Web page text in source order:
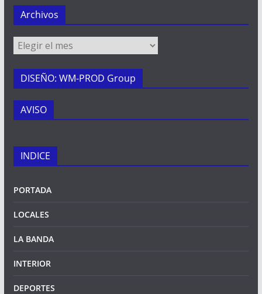
Archivos
Archivos
DISEÑO: WM-PROD Group
AVISO
INDICE
PORTADA
LOCALES
LA BANDA
INTERIOR
DEPORTES